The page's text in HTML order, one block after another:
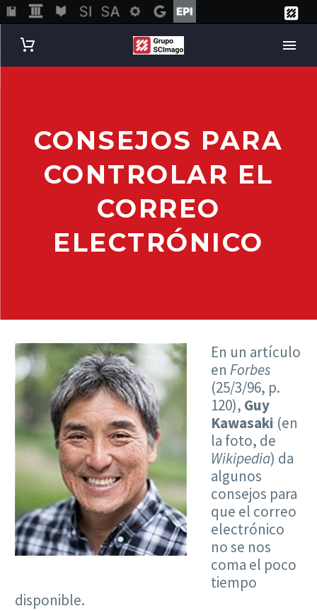
CONSEJOS PARA
CONTROLAR EL
CORREO
ELECTRÓNICO
En un artículo
en Forbes
(25/3/96, p.
120), Guy
Kawasaki (en
la foto, de
Wikipedia) da
algunos
consejos para
que el correo
electrónico
no se nos
coma el poco
tiempo
disponible.